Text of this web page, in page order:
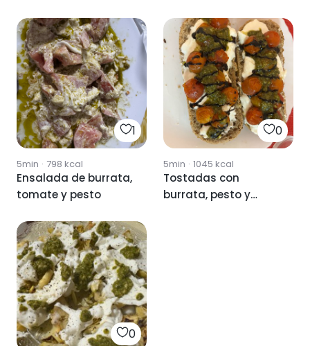
1
5min · 798 kcal
Ensalada de burrata,
tomate y pesto
0
5min · 1045 kcal
Tostadas con
burrata, pesto y
0